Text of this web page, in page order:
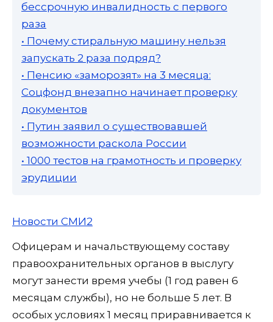
бессрочную инвалидность с первого
раза
• Почему стиральную машину нельзя
запускать 2 раза подряд?
• Пенсию «заморозят» на 3 месяца:
Соцфонд внезапно начинает проверку
документов
• Путин заявил о существовавшей
возможности раскола России
• 1000 тестов на грамотность и проверку
эрудиции
Новости СМИ2
Офицерам и начальствующему составу
правоохранительных органов в выслугу
могут занести время учебы (1 год равен 6
месяцам службы), но не больше 5 лет. В
особых условиях 1 месяц приравнивается к